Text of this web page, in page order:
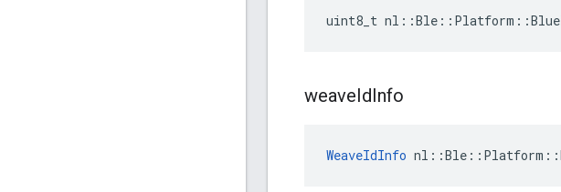
uint8_t
weaveIdInfo
WeaveIdInfo